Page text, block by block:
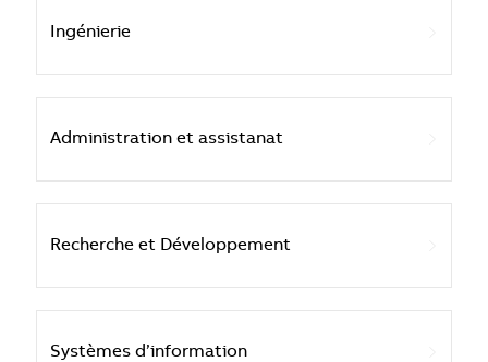
Ingénierie
Administration et assistanat
Recherche et Développement
Systèmes d’information